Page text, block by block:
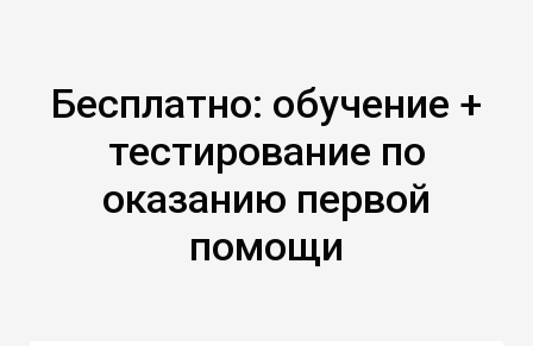
Бесплатно: обучение +
тестирование по
оказанию первой
помощи